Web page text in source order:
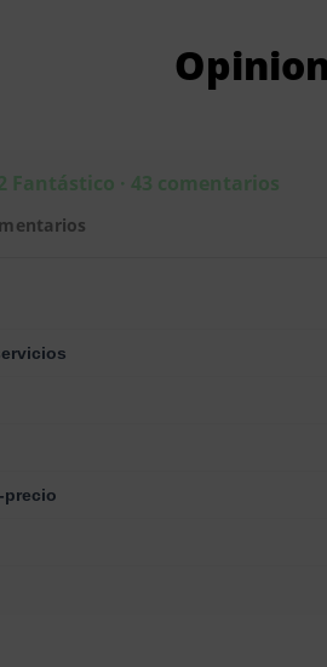
Fantástico · 43 comentarios
precio